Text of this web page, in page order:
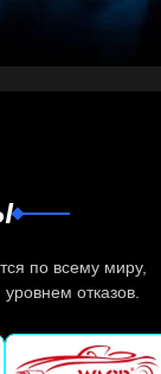
по всему миру,
отказов.